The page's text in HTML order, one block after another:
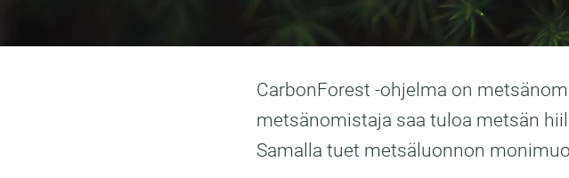
CarbonForest ‐ohjelma on
metsänomistaja saa tuloa metsän
Samalla tuet metsäluonnon